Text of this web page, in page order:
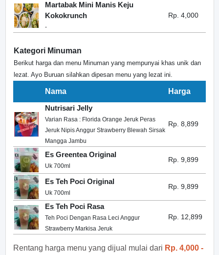
Martabak Mini Manis Keju
Kokokrunch
-
Rp. 4,000
Kategori Minuman
Berikut harga dan menu Minuman yang mempunyai khas unik dan
lezat. Ayo Buruan silahkan dipesan menu yang lezat ini.
Nama
Harga
Nutrisari Jelly
Varian Rasa : Florida Orange Jeruk Peras
Jeruk Nipis Anggur Strawberry Blewah Sirsak
Mangga Jambu
Rp. 8,899
Es Greentea Original
Uk 700ml
Rp. 9,899
Es Teh Poci Original
Uk 700ml
Rp. 9,899
Es Teh Poci Rasa
Teh Poci Dengan Rasa Leci Anggur
Strawberry Markisa Jeruk
Rp. 12,899
Rentang harga menu yang dijual mulai dari Rp. 4,000 -